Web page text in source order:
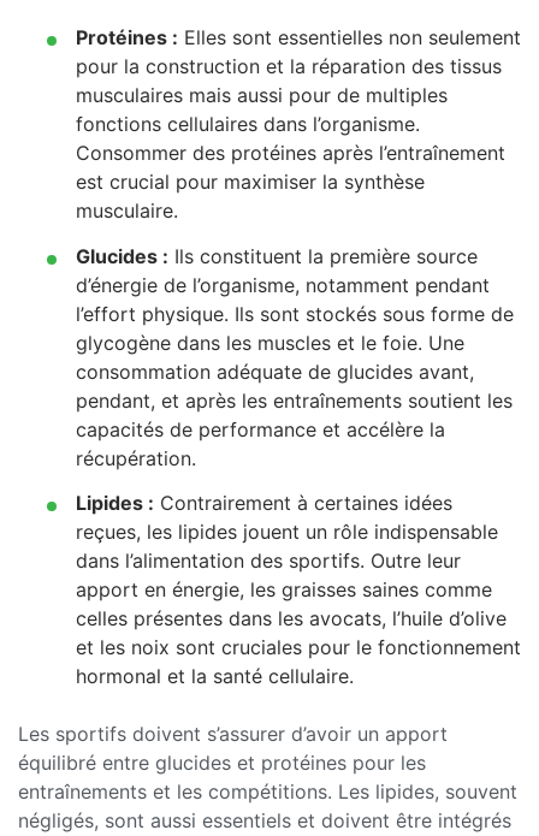
Protéines : Elles sont essentielles non seulement
pour la construction et la réparation des tissus
musculaires mais aussi pour de multiples
fonctions cellulaires dans l’organisme.
Consommer des protéines après l’entraînement
est crucial pour maximiser la synthèse
musculaire.
Glucides : Ils constituent la première source
d’énergie de l’organisme, notamment pendant
l’effort physique. Ils sont stockés sous forme de
glycogène dans les muscles et le foie. Une
consommation adéquate de glucides avant,
pendant, et après les entraînements soutient les
capacités de performance et accélère la
récupération.
Lipides : Contrairement à certaines idées
reçues, les lipides jouent un rôle indispensable
dans l’alimentation des sportifs. Outre leur
apport en énergie, les graisses saines comme
celles présentes dans les avocats, l’huile d’olive
et les noix sont cruciales pour le fonctionnement
hormonal et la santé cellulaire.
Les sportifs doivent s’assurer d’avoir un apport
équilibré entre glucides et protéines pour les
entraînements et les compétitions. Les lipides, souvent
négligés, sont aussi essentiels et doivent être intégrés